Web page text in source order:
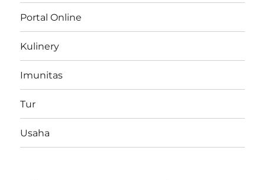
Portal Online
Kulinery
Imunitas
Tur
Usaha